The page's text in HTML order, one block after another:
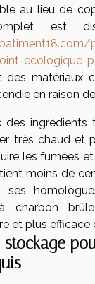
au lieu de
est
ecologique-
des matériaux
en raison
ingrédients
très chaud et
les fumées et
moins de
ses
charbon
et plus efficace